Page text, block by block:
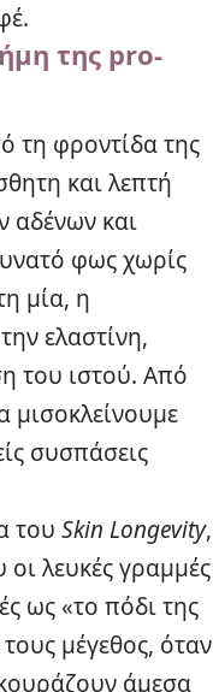
της pro-
φροντίδα της
και λεπτή
αδένων και
φως χωρίς
μία, η
ελαστίνη,
του ιστού. Από
μισοκλείνουμε
συσπάσεις
του Skin Longevity,
λευκές γραμμές
ως «το πόδι της
μέγεθος, όταν
άμεσα